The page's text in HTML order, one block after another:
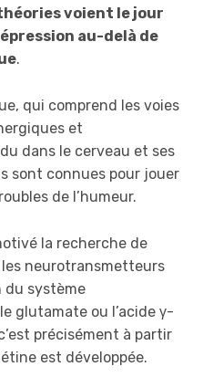
voient le jour
au-delà de
.
qui comprend les voies
et
dans le cerveau et ses
sont connues pour jouer
de l’humeur.
la recherche de
neurotransmetteurs
du système
glutamate ou l’acide γ-
précisément à partir
est développée.